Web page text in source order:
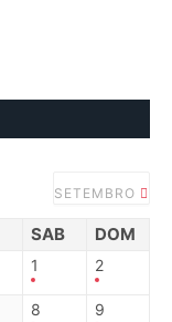
SETEMBRO
SAB DOM
1 2
8 9